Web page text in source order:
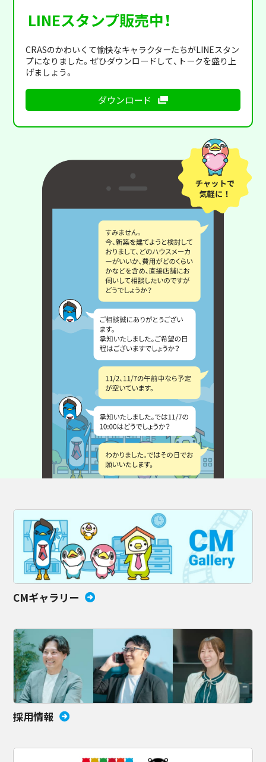
LINEスタンプ販売中！
CRASのかわいくて愉快なキャラクターたちがLINEスタン
プになりました。ぜひダウンロードして、トークを盛り上
げましょう。
ダウンロード
CMギャラリー
採用情報